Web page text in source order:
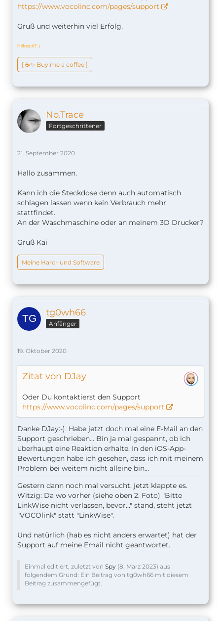
https://www.vocolinc.com/pages/support
Gruß und weiterhin viel Erfolg.
Hilfreich? ↆ
[ ☕️✨ Buy me a coffee ]
No.Trace
Fortgeschrittener
21. September 2020
Hallo zusammen.
Kann ich die Steckdose denn auch automatisch
schlagen lassen wenn kein Verbrauch mehr
stattfindet.
An der Waschmaschine oder an meinem 3D Drucker?
Gruß Kai
Meine Hard- und Software
tg0wh66
Anfänger
19. Oktober 2020
Zitat von DJay
Oder Du kontaktierst den Support
https://www.vocolinc.com/pages/support
Danke DJay:-). Habe jetzt doch mal eine E-Mail an den
Support geschrieben... Bin ja mal gespannt, ob ich
überhaupt eine Reaktion erhalte. In den iOS-App-
Bewertungen habe ich gesehen, dass ich mit meinem
Problem bei weitem nicht alleine bin...
Gestern dann noch mal versucht, jetzt klappte es.
Witzig: Da wo vorher (siehe oben 2. Foto) "Bitte
LinkWise nicht verlassen, bevor..." stand, steht jetzt
"VOCOlink" statt "LinkWise".
Und natürlich (hab es nicht anders erwartet) hat der
Support auf meine Email nicht geantwortet.
Einmal editiert, zuletzt von Spy (8. März 2023) aus
folgendem Grund: Ein Beitrag von tg0wh66 mit diesem
Beitrag zusammengefügt.